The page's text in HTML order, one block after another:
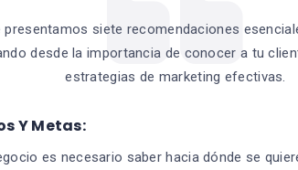
siete recomendaciones
desde la importancia de conocer a tu
estrategias de marketing efectivas.
Y Metas:
es necesario saber hacia dónde se